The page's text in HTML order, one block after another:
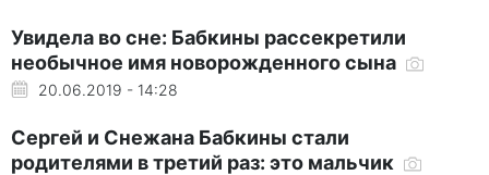
Увидела во сне: Бабкины рассекретили
необычное имя новорожденного сына
20.06.2019 - 14:28
Сергей и Снежана Бабкины стали
родителями в третий раз: это мальчик